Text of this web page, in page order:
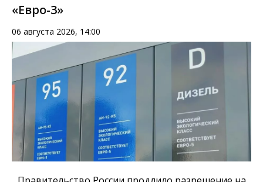
«Евро-3»
06 августа 2026, 14:00